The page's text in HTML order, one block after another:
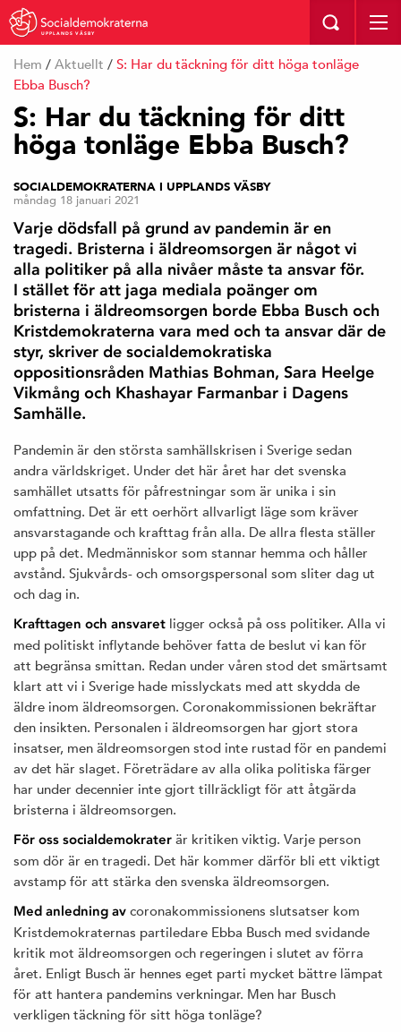
UPPLANDS VÄSBY
Hem / Aktuellt / S: Har du täckning för ditt höga tonläge
Ebba Busch?
S: Har du täckning för ditt
höga tonläge Ebba Busch?
SOCIALDEMOKRATERNA I UPPLANDS VÄSBY
måndag 18 januari 2021
Varje dödsfall på grund av pandemin är en
tragedi. Bristerna i äldreomsorgen är något vi
alla politiker på alla nivåer måste ta ansvar för.
I stället för att jaga mediala poänger om
bristerna i äldreomsorgen borde Ebba Busch och
Kristdemokraterna vara med och ta ansvar där de
styr, skriver de socialdemokratiska
oppositionsråden Mathias Bohman, Sara Heelge
Vikmång och Khashayar Farmanbar i Dagens
Samhälle.
Pandemin är den största samhällskrisen i Sverige sedan
andra världskriget. Under det här året har det svenska
samhället utsatts för påfrestningar som är unika i sin
omfattning. Det är ett oerhört allvarligt läge som kräver
ansvarstagande och krafttag från alla. De allra flesta ställer
upp på det. Medmänniskor som stannar hemma och håller
avstånd. Sjukvårds- och omsorgspersonal som sliter dag ut
och dag in.
Krafttagen och ansvaret ligger också på oss politiker. Alla vi
med politiskt inflytande behöver fatta de beslut vi kan för
att begränsa smittan. Redan under våren stod det smärtsamt
klart att vi i Sverige hade misslyckats med att skydda de
äldre inom äldreomsorgen. Coronakommissionen bekräftar
den insikten. Personalen i äldreomsorgen har gjort stora
insatser, men äldreomsorgen stod inte rustad för en pandemi
av det här slaget. Företrädare av alla olika politiska färger
har under decennier inte gjort tillräckligt för att åtgärda
bristerna i äldreomsorgen.
För oss socialdemokrater är kritiken viktig. Varje person
som dör är en tragedi. Det här kommer därför bli ett viktigt
avstamp för att stärka den svenska äldreomsorgen.
Med anledning av coronakommissionens slutsatser kom
Kristdemokraternas partiledare Ebba Busch med svidande
kritik mot äldreomsorgen och regeringen i slutet av förra
året. Enligt Busch är hennes eget parti mycket bättre lämpat
för att hantera pandemins verkningar. Men har Busch
verkligen täckning för sitt höga tonläge?